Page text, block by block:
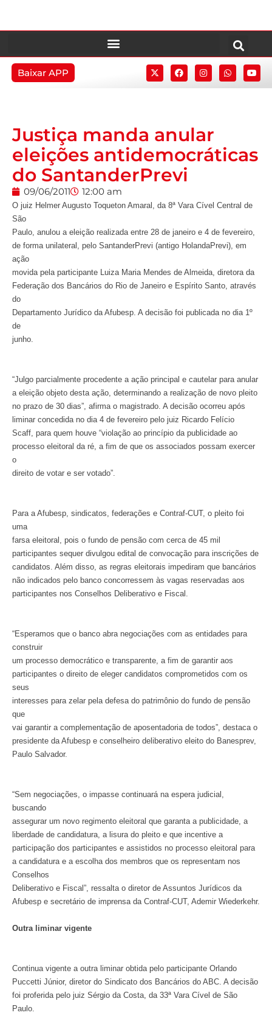
Baixar APP
Justiça manda anular
eleições antidemocráticas
do SantanderPrevi
09/06/2011 12:00 am
O juiz Helmer Augusto Toqueton Amaral, da 8ª Vara Cível Central de
São
Paulo, anulou a eleição realizada entre 28 de janeiro e 4 de fevereiro,
de forma unilateral, pelo SantanderPrevi (antigo HolandaPrevi), em
ação
movida pela participante Luiza Maria Mendes de Almeida, diretora da
Federação dos Bancários do Rio de Janeiro e Espírito Santo, através
do
Departamento Jurídico da Afubesp. A decisão foi publicada no dia 1º
de
junho.
“Julgo parcialmente procedente a ação principal e cautelar para anular
a eleição objeto desta ação, determinando a realização de novo pleito
no prazo de 30 dias”, afirma o magistrado. A decisão ocorreu após
liminar concedida no dia 4 de fevereiro pelo juiz Ricardo Felício
Scaff, para quem houve “violação ao princípio da publicidade ao
processo eleitoral da ré, a fim de que os associados possam exercer
o
direito de votar e ser votado”.
Para a Afubesp, sindicatos, federações e Contraf-CUT, o pleito foi
uma
farsa eleitoral, pois o fundo de pensão com cerca de 45 mil
participantes sequer divulgou edital de convocação para inscrições de
candidatos. Além disso, as regras eleitorais impediram que bancários
não indicados pelo banco concorressem às vagas reservadas aos
participantes nos Conselhos Deliberativo e Fiscal.
“Esperamos que o banco abra negociações com as entidades para
construir
um processo democrático e transparente, a fim de garantir aos
participantes o direito de eleger candidatos comprometidos com os
seus
interesses para zelar pela defesa do patrimônio do fundo de pensão
que
vai garantir a complementação de aposentadoria de todos”, destaca o
presidente da Afubesp e conselheiro deliberativo eleito do Banesprev,
Paulo Salvador.
“Sem negociações, o impasse continuará na espera judicial,
buscando
assegurar um novo regimento eleitoral que garanta a publicidade, a
liberdade de candidatura, a lisura do pleito e que incentive a
participação dos participantes e assistidos no processo eleitoral para
a candidatura e a escolha dos membros que os representam nos
Conselhos
Deliberativo e Fiscal”, ressalta o diretor de Assuntos Jurídicos da
Afubesp e secretário de imprensa da Contraf-CUT, Ademir Wiederkehr.
Outra liminar vigente
Continua vigente a outra liminar obtida pelo participante Orlando
Puccetti Júnior, diretor do Sindicato dos Bancários do ABC. A decisão
foi proferida pelo juiz Sérgio da Costa, da 33ª Vara Cível de São
Paulo.